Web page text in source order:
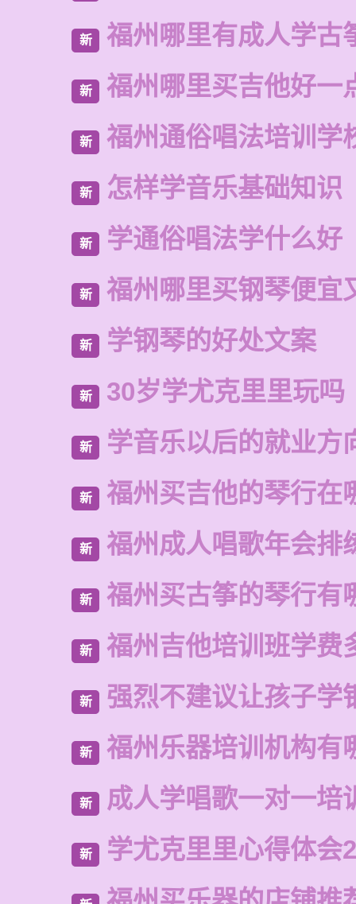
新 福州哪里有成人学古
新 福州哪里买吉他好一
新 福州通俗唱法培训学
新 怎样学音乐基础知识
新 学通俗唱法学什么好
新 福州哪里买钢琴便宜
新 学钢琴的好处文案
新 30岁学尤克里里玩吗
新 学音乐以后的就业方
新 福州买吉他的琴行在
新 福州成人唱歌年会排
新 福州买古筝的琴行有
新 福州吉他培训班学费
新 强烈不建议让孩子学
新 福州乐器培训机构有
新 成人学唱歌一对一培
新 学尤克里里心得体会